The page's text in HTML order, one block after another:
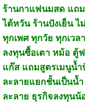
ร้านกาแฟนมสด แถ
ไต้หวัน ร้านปังเย็น ไ
ทุกเพศ ทุกวัย ทุกเวล
ลงทุนซื้อเตา หม้อ ตู้
แก๊ส แถมสูตรเมนูน้
ละลายแยกชั้นเป็นน้
ละลาย ธุรกิจลงทุนน้